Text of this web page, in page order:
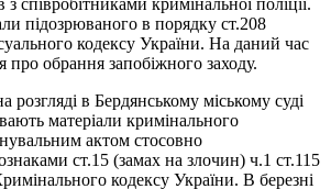
підозрюваного в порядку ст.208
кодексу України. На даний час
про обрання запобіжного заходу.
розгляді в Бердянському міському суді
матеріали кримінального
актом стосовно
ст.15 (замах на злочин) ч.1 ст.115
кодексу України. В березні